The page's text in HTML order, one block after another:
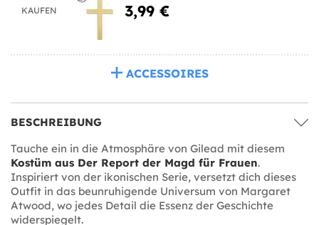
KAUFEN 3,99 €
ACCESSOIRES
BESCHREIBUNG
Tauche ein in die Atmosphäre von Gilead mit diesem
Kostüm aus Der Report der Magd für Frauen.
Inspiriert von der ikonischen Serie, versetzt dich dieses
Outfit in das beunruhigende Universum von Margaret
Atwood, wo jedes Detail die Essenz der Geschichte
widerspiegelt.